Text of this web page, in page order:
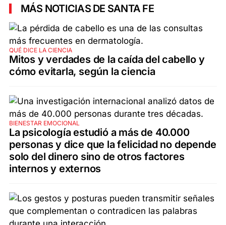
MÁS NOTICIAS DE SANTA FE
QUÉ DICE LA CIENCIA
Mitos y verdades de la caída del cabello y
cómo evitarla, según la ciencia
BIENESTAR EMOCIONAL
La psicología estudió a más de 40.000
personas y dice que la felicidad no depende
solo del dinero sino de otros factores
internos y externos